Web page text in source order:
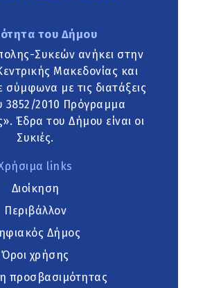
του Δήμου
Συκεών ανήκει στην
Μακεδονίας και
με τις διατάξεις
3852/2010 Πρόγραμμα
Έδρα του Δήμου είναι οι
Συκιές.
links
Διοίκηση
Περιβάλλον
Δήμος
Όροι χρήσης
προσβασιμότητας